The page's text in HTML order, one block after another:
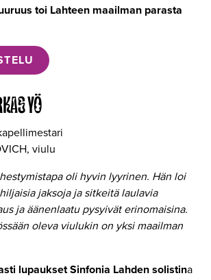
toi Lahteen maailman parasta
YÖ
viulu
oli hyvin lyyrinen. Hän loi
jaksoja ja sitkeitä laulavia
ja äänenlaatu pysyivät erinomaisina.
oleva viulukin on yksi maailman
lupaukset Sinfonia Lahden solistina